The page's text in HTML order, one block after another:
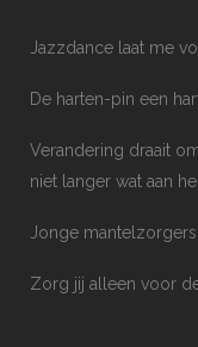
Jazzdance laat me
De harten-pin een
Verandering draait
niet langer wat aan
Jonge
Zorg jij alleen voor